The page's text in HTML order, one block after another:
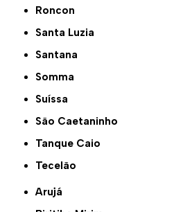
Roncon
Santa Luzia
Santana
Somma
Suíssa
São Caetaninho
Tanque Caio
Tecelão
Arujá